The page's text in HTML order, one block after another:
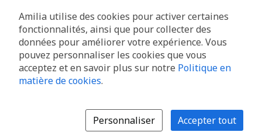
Amilia utilise des cookies pour activer certaines
fonctionnalités, ainsi que pour collecter des
données pour améliorer votre expérience. Vous
pouvez personnaliser les cookies que vous
acceptez et en savoir plus sur notre Politique en
matière de cookies.
Personnaliser Accepter tout